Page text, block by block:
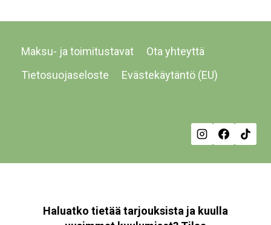
muunnelma.
tehdä
valinnat
Maksu- ja toimitustavat
Ota yhteyttä
Tietosuojaseloste
Evästekäytäntö (EU)
Haluatko tietää tarjouksista ja kuulla